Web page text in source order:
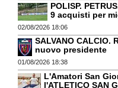
POLISP.
9 acquisti per
02/08/2026 18:06
SALVANO
nuovo presidente
01/08/2026 18:38
L'Amatori San
l'ATLETICO SAN